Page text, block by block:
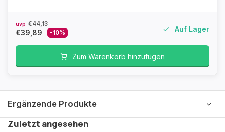
uvp €44,13
€39,89 -10% Auf Lager
Zum Warenkorb hinzufügen
Ergänzende Produkte
Zuletzt angesehen